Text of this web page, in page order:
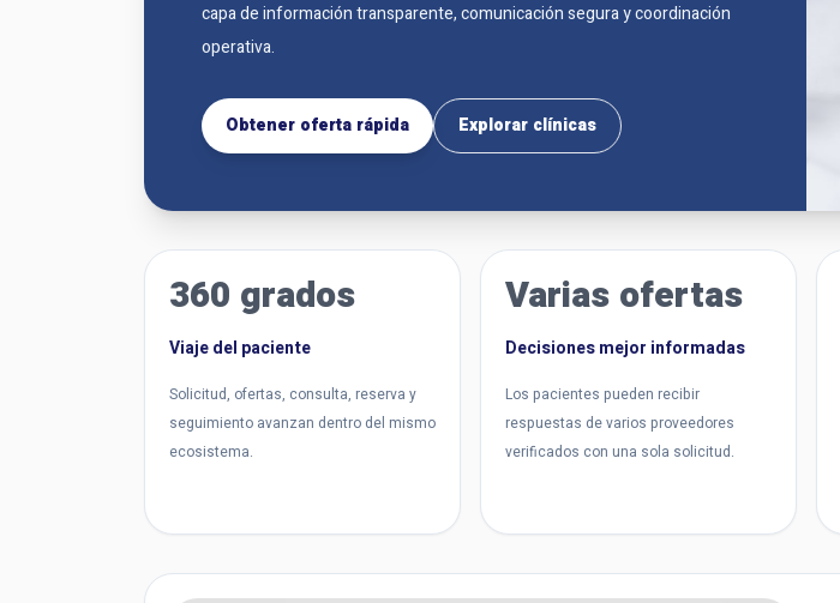
capa de información transparente, comunicación segura y coordinación
operativa.
Obtener oferta rápida Explorar clínicas
360 grados
Viaje del paciente
Solicitud, ofertas, consulta, reserva y
seguimiento avanzan dentro del mismo
ecosistema.
Varias ofertas
Decisiones mejor informadas
Los pacientes pueden recibir
respuestas de varios proveedores
verificados con una sola solicitud.